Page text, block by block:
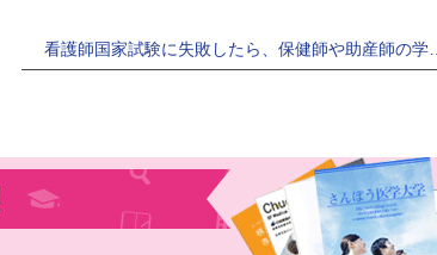
看護師国家試験に失敗したら、保健師や助産師の学…